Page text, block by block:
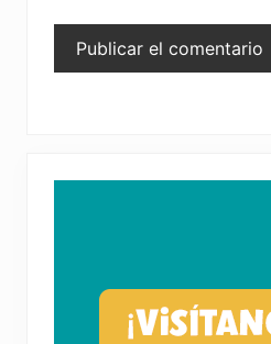
Primary